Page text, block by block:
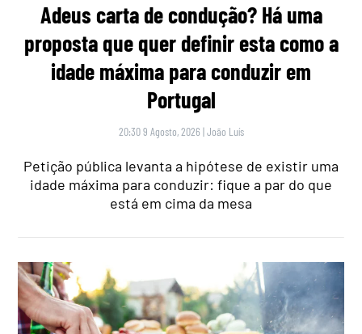
Adeus carta de condução? Há uma
proposta que quer definir esta como a
idade máxima para conduzir em
Portugal
20:30 9 Agosto, 2026 |João Luís
Petição pública levanta a hipótese de existir uma
idade máxima para conduzir: fique a par do que
está em cima da mesa